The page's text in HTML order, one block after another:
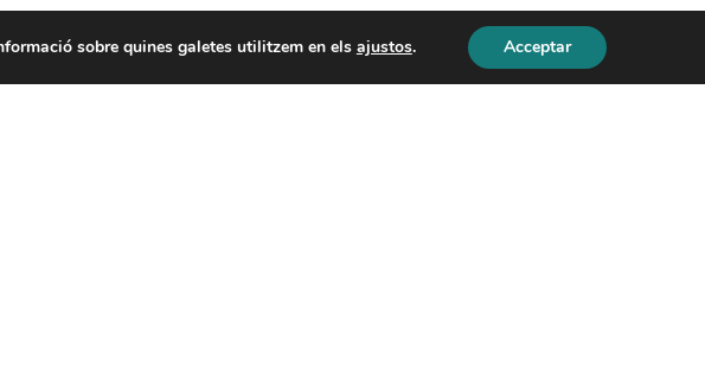
sobre quines galetes utilitzem en els ajustos. Acceptar